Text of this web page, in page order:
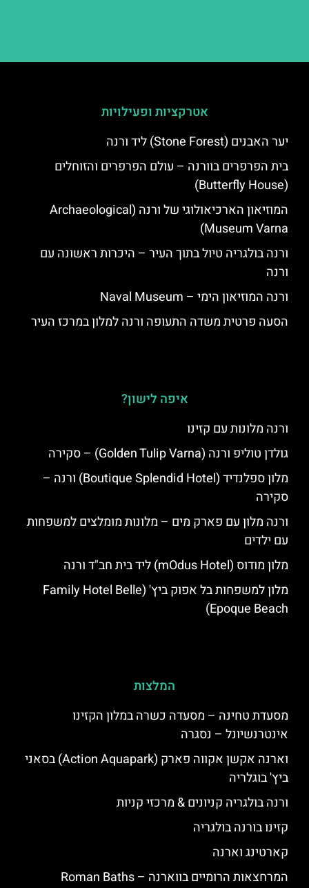
אטרקציות ופעילויות
יער האבנים (Stone Forest) ליד ורנה
בית הפרפרים בוורנה – עולם הפרפרים והזוחלים
(Butterfly House)
המוזיאון הארכיאולוגי של ורנה (Archaeological
Museum Varna)
ורנה בולגריה טיול בתוך העיר – היכרות ראשונה עם
ורנה
ורנה המוזיאון הימי – Naval Museum
הסעה פרטית משדה התעופה ורנה למלון במרכז העיר
איפה לישון?
ורנה מלונות עם קזינו
גולדן טוליפ ורנה (Golden Tulip Varna) – סקירה
מלון ספלנדיד (Boutique Splendid Hotel) ורנה –
סקירה
ורנה מלון עם פארק מים – מלונות מומלצים למשפחות
עם ילדים
מלון מודוס (mOdus Hotel) ליד בית חב"ד ורנה
מלון למשפחות בל אפוק ביץ' (Family Hotel Belle
Epoque Beach)
המלצות
מסעדת טחינה – מסעדה כשרה במלון הקזינו
אינטרנשיונל – נסגרה
וארנה אקשן אקווה פארק (Action Aquapark) בסאני
ביץ' בוגלריה
ורנה בולגריה קניונים & מרכזי קניות
קזינו בורנה בולגריה
קארטינג וארנה
המרחצאות הרומיים בווארנה – Roman Baths